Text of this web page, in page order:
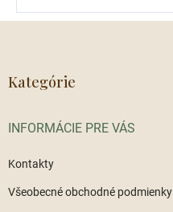
Kategórie
INFORMÁCIE PRE VÁS
Kontakty
Všeobecné obchodné podmienky